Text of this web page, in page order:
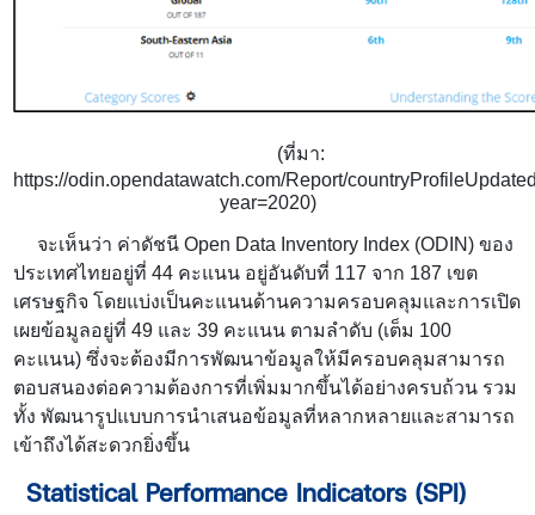
(ที่มา:
https://odin.opendatawatch.com/Report/
year=2020)
จะเห็นว่า ค่าดัชนี Open Data Inventory Index (ODIN)ของ
ประเทศไทยอยู่ที่ 44 คะแนน อยู่อันดับที่ 117 จาก 187 เขต
เศรษฐกิจ โดยแบ่งเป็นคะแนนด้านความครอบคลุมและการเปิด
เผยข้อมูลอยู่ที่ 49 และ 39 คะแนน ตามลำดับ (เต็ม 100
คะแนน) ซึ่งจะต้องมีการพัฒนาข้อมูลให้มีครอบคลุมสามารถ
ตอบสนองต่อความต้องการที่เพิ่มมากขึ้นได้อย่างครบถ้วน รวม
ทั้ง พัฒนารูปแบบการนำเสนอข้อมูลที่หลากหลายและสามารถ
เข้าถึงได้สะดวกยิ่งขึ้น
Statistical Performance Indicators (SPI)